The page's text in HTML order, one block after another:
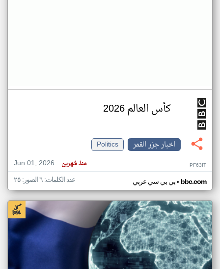
كأس العالم 2026
اخبار جزر القمر
Politics
Jun 01, 2026
منذ شهرين PF63IT
بي بي سي عربي• bbc.com عدد الكلمات: ٦ الصور: ٢٥